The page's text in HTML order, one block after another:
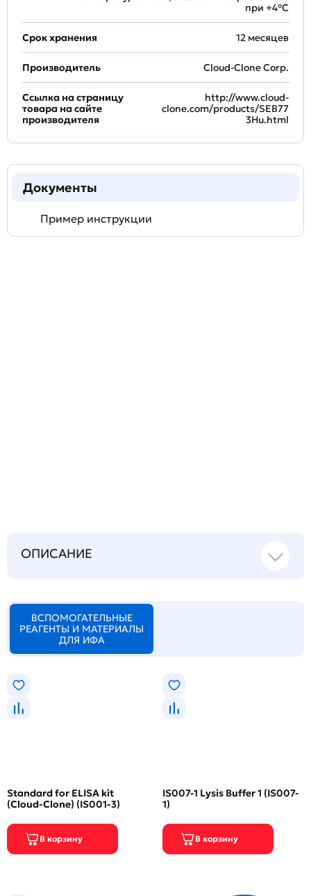
при +4°С
Срок хранения 12 месяцев
Производитель Cloud-Clone Corp.
Ссылка на страницу
товара на сайте
производителя
http://www.cloud-
clone.com/products/SEB77
3Hu.html
Документы
Пример инструкции
ОПИСАНИЕ
ВСПОМОГАТЕЛЬНЫЕ
РЕАГЕНТЫ И МАТЕРИАЛЫ
ДЛЯ ИФА
Standard for ELISA kit
(Cloud-Clone) (IS001-3)
IS007-1 Lysis Buffer 1 (IS007-
1)